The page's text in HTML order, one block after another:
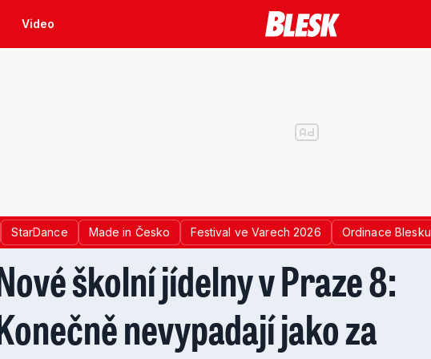
Video
StarDance Made in Česko Festival ve Varech 2026 Ordinace Blesku
školní jídelny v Praze 8:
nevypadají jako za